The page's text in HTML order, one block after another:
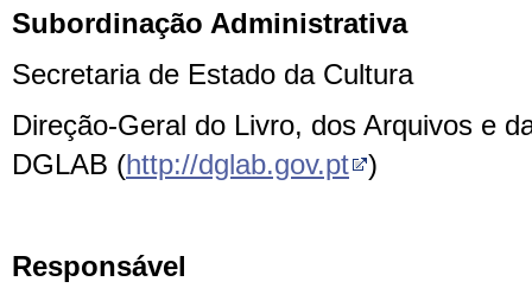
Subordinação Administrativa
Secretaria de Estado da Cultura
Direção-Geral do Livro, dos Arquivos e
DGLAB (http://dglab.gov.pt )
Responsável